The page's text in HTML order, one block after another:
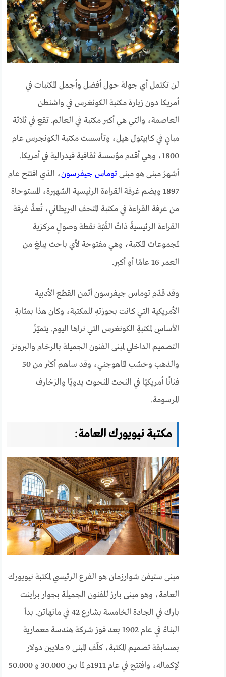
لن تكتمل أي جولة حول أفضل وأجمل المكتبات في
أمريكا دون زيارة مكتبة الكونغرس في واشنطن
العاصمة، والتي هي أكبر مكتبة في العالم. تقع في ثلاثة
مبانٍ في كابيتول هيل، وتأسست مكتبة الكونجرس عام
1800، وهي أقدم مؤسسة ثقافية فيدرالية في أمريكا.
أشهرُ مبنى هو مبنىتوماس جيفرسون، الذي افتتح عام
1897 ويضم غرفة القراءة الرئيسية الشهيرة، المستوحاة
من غرفة القراءة في مكتبة المتحف البريطاني، تُعدُّ غرفة
القراءة الرئيسيةُ ذاتُ القُبّة نقطة وصولٍ مركزية
لمجموعات المكتبة، وهي مفتوحة لأي باحث يبلغ من
العمر 16 عامًا أو أكبر.
وقد قدّم توماس جيفرسون أثمن القطع الأدبية
الأمريكية التي كانت بحوزتهِ للمكتبة، وكان هذا بمثابةِ
الأساسِ لمكتبةِ الكونغرس التي نراها اليوم. يتميّزُ
التصميم الداخلي لمبنى الفنون الجميلة بالرخام والبرونز
والذهب وخشب الماهوجني، وقد ساهم أكثر من 50
فنانًا أمريكيًا في النحت المنحوت يدويًا والزخارف
المرسومة.
مكتبة نيويورك العامة:
مبنى ستيفن شوارزمان هو الفرع الرئيسي لمكتبة نيويورك
العامة، وهو مبنى بارز للفنون الجميلة بجوار براينت
بارك في الجادة الخامسة بشارع 42 في مانهاتن. بدأ
البناءُ في عام 1902 بعد فوز شركة هندسة معمارية
بمسابقة تصميم المكتبة، كلّف المبنى 9 ملايين دولار
لإكماله، وافتتح في عام 1911م لما بين 30.000 و 50.000